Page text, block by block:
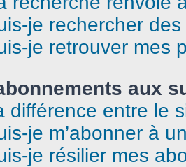
je rechercher
je retrouver mes
aux
différence entre le
je m’abonner à
je résilier mes